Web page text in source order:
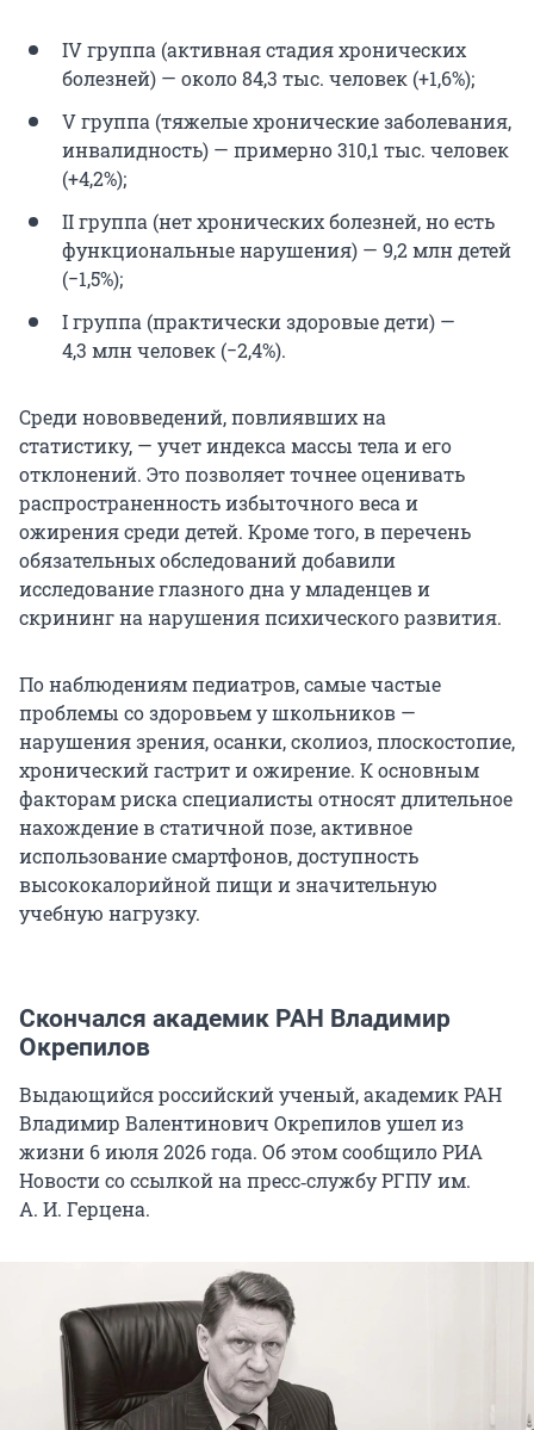
IV группа (активная стадия хронических
болезней) — около 84,3 тыс. человек (+1,6%);
V группа (тяжелые хронические заболевания,
инвалидность) — примерно 310,1 тыс. человек
(+4,2%);
II группа (нет хронических болезней, но есть
функциональные нарушения) — 9,2 млн детей
(−1,5%);
I группа (практически здоровые дети) —
4,3 млн человек (−2,4%).
Среди нововведений, повлиявших на
статистику, — учет индекса массы тела и его
отклонений. Это позволяет точнее оценивать
распространенность избыточного веса и
ожирения среди детей. Кроме того, в перечень
обязательных обследований добавили
исследование глазного дна у младенцев и
скрининг на нарушения психического развития.
По наблюдениям педиатров, самые частые
проблемы со здоровьем у школьников —
нарушения зрения, осанки, сколиоз, плоскостопие,
хронический гастрит и ожирение. К основным
факторам риска специалисты относят длительное
нахождение в статичной позе, активное
использование смартфонов, доступность
высококалорийной пищи и значительную
учебную нагрузку.
Скончался академик РАН Владимир
Окрепилов
Выдающийся российский ученый, академик РАН
Владимир Валентинович Окрепилов ушел из
жизни 6 июля 2026 года. Об этом сообщило РИА
Новости со ссылкой на пресс‑службу РГПУ им.
А. И. Герцена.